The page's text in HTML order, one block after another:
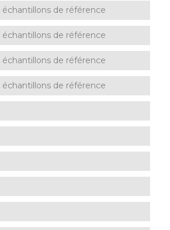
de référence
de référence
de référence
de référence